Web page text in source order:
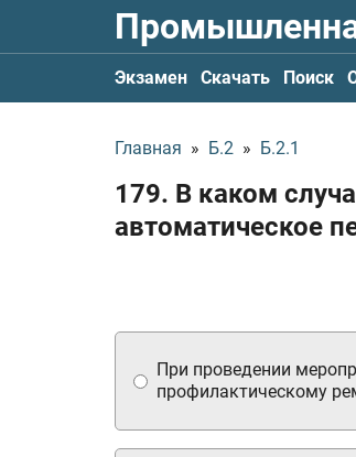
Экзамен Скачать Поиск
Главная » Б.2 » Б.2.1
179. В каком
автоматическое
При проведении
профилактическому